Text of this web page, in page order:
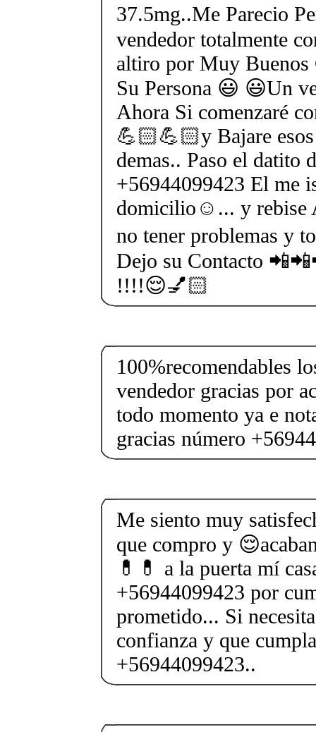
37.5mg..Me Parecio
vendedor totalmente
altiro por Muy Buenos
Su Persona 😃 😃Un
Ahora Si comenzaré
💪🏻💪🏻y Bajare
demas.. Paso el datito
+56944099423 El me
domicilio☺... y rebise
no tener problemas y
Dejo su Contacto
!!!!😌💅🏻
100%recomendables
vendedor gracias por
todo momento ya e
gracias número
Me siento muy
que compro y
💊💊 a la puerta mí
+56944099423 por
prometido... Si
confianza y que
+56944099423..